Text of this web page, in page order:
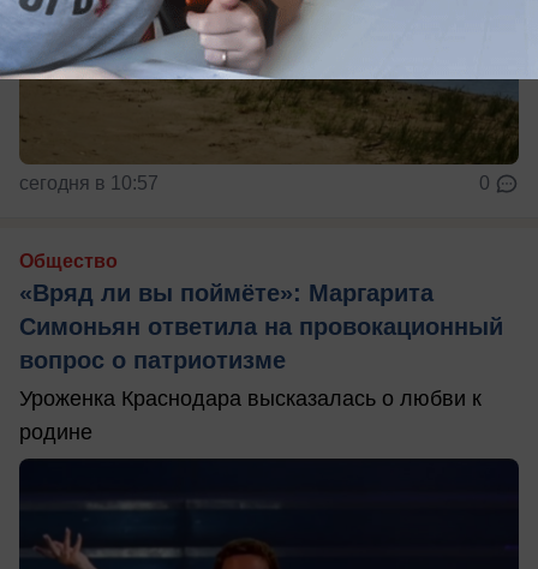
сегодня в 10:57 0
Общество
«Вряд ли вы поймёте»: Маргарита
Симоньян ответила на провокационный
вопрос о патриотизме
Уроженка Краснодара высказалась о любви к
родине